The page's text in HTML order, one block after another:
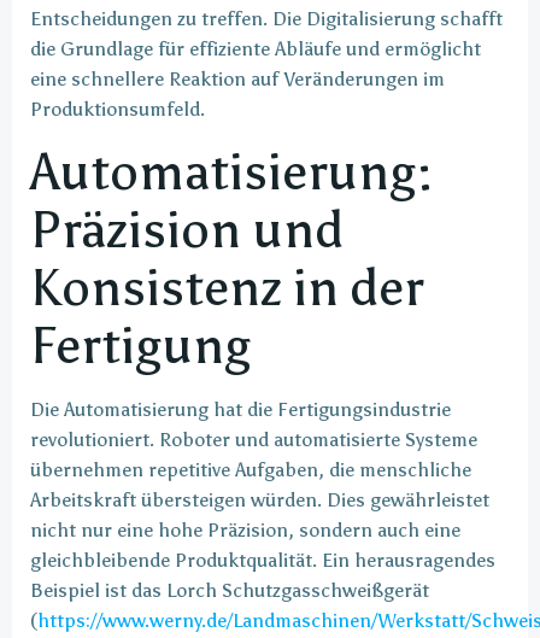
Entscheidungen zu treffen. Die Digitalisierung schafft
die Grundlage für effiziente Abläufe und ermöglicht
eine schnellere Reaktion auf Veränderungen im
Produktionsumfeld.
Automatisierung:
Präzision und
Konsistenz in der
Fertigung
Die Automatisierung hat die Fertigungsindustrie
revolutioniert. Roboter und automatisierte Systeme
übernehmen repetitive Aufgaben, die menschliche
Arbeitskraft übersteigen würden. Dies gewährleistet
nicht nur eine hohe Präzision, sondern auch eine
gleichbleibende Produktqualität. Ein herausragendes
Beispiel ist das Lorch Schutzgasschweißgerät
(https://www.werny.de/Landmaschinen/Werkstatt/